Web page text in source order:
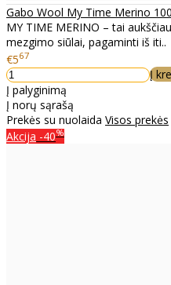
Gabo Wool My Time Merino
MY TIME MERINO – tai
mezgimo siūlai, pagaminti iš iti..
€567
Į
Į palyginimą
Į norų sąrašą
Prekės su nuolaida Visos prekės
Akcija -40%